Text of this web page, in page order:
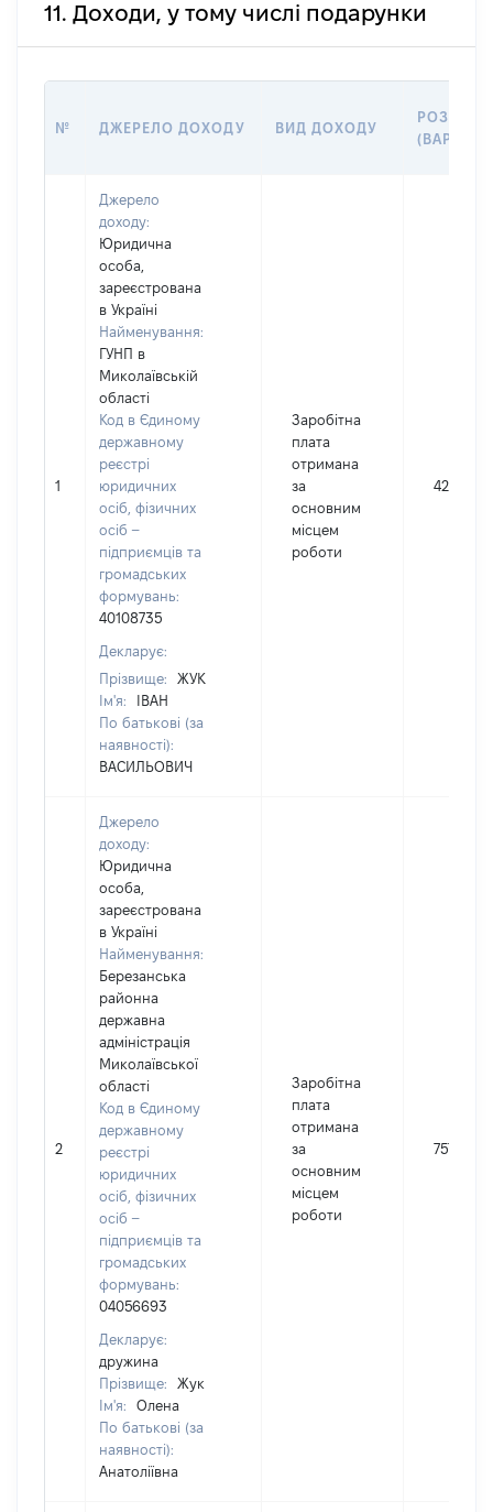
11. Доходи, у тому числі подарунки
№ ДЖЕРЕЛО ДОХОДУ ВИД ДОХОДУ
РОЗМІР
1
Джерело
доходу:
Юридична
особа,
зареєстрована
в Україні
Найменування:
ГУНП в
Миколаївській
області
Код в Єдиному
державному
реєстрі
юридичних
осіб, фізичних
осіб –
підприємців та
громадських
формувань:
40108735
Декларує:
Прізвище:
ЖУК
Ім'я:
ІВАН
По батькові (за
наявності):
ВАСИЛЬОВИЧ
Заробітна
плата
отримана
за
основним
місцем
роботи
42585
2
Джерело
доходу:
Юридична
особа,
зареєстрована
в Україні
Найменування:
Березанська
районна
державна
адміністрація
Миколаївської
області
Код в Єдиному
державному
реєстрі
юридичних
осіб, фізичних
осіб –
підприємців та
громадських
формувань:
04056693
Декларує:
дружина
Прізвище:
Жук
Ім'я:
Олена
По батькові (за
наявності):
Анатоліївна
Заробітна
плата
отримана
за
основним
місцем
роботи
75709